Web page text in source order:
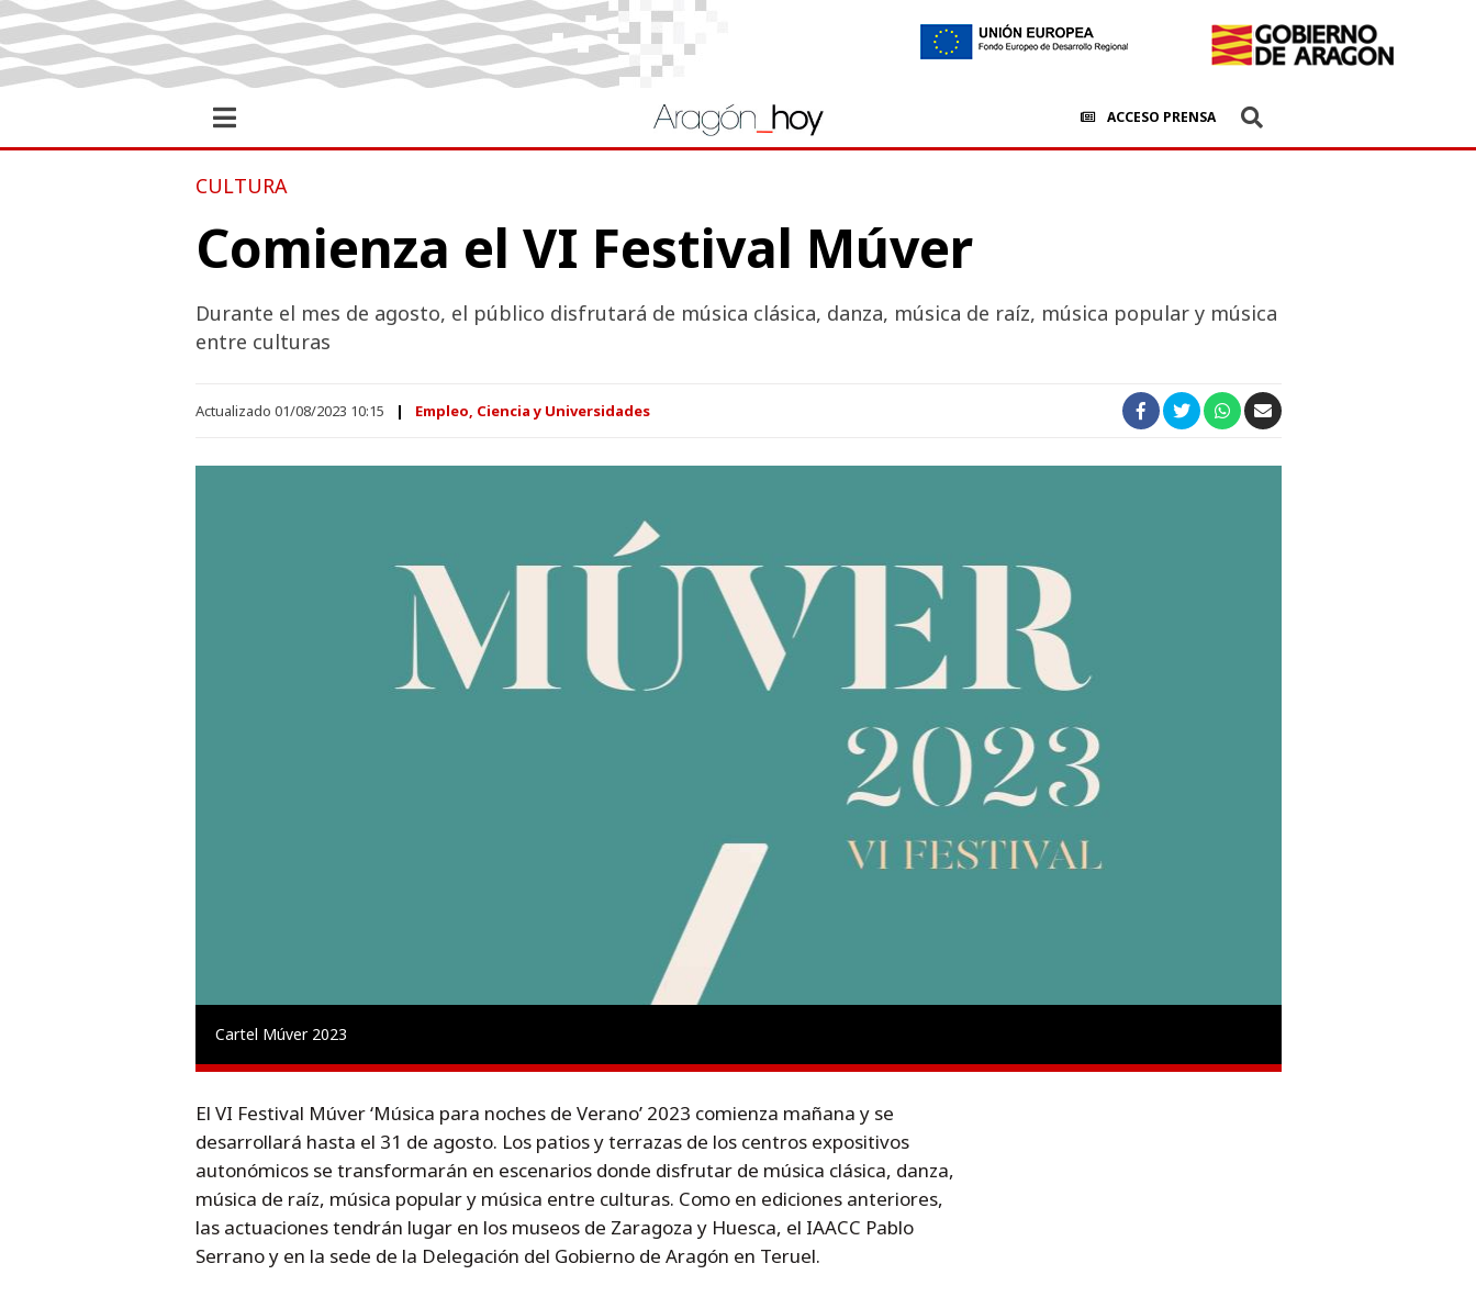
ACCESO PRENSA
CULTURA
Comienza el VI Festival Múver
Durante el mes de agosto, el público disfrutará de música clásica, danza, música de raíz, música popular y música
entre culturas
Actualizado 01/08/2023 10:15 Empleo, Ciencia y Universidades
Cartel Múver 2023
El VI Festival Múver ‘Música para noches de Verano’ 2023 comienza mañana y se
desarrollará hasta el 31 de agosto. Los patios y terrazas de los centros expositivos
autonómicos se transformarán en escenarios donde disfrutar de música clásica, danza,
música de raíz, música popular y música entre culturas. Como en ediciones anteriores,
las actuaciones tendrán lugar en los museos de Zaragoza y Huesca, el IAACC Pablo
Serrano y en la sede de la Delegación del Gobierno de Aragón en Teruel.